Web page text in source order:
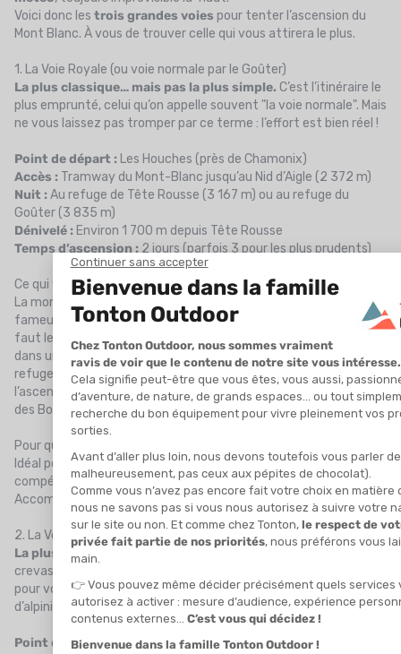
Voici donc les trois grandes voies pour tenter l’ascension du
Mont Blanc. À vous de trouver celle qui vous attirera le plus.
1. La Voie Royale (ou voie normale par le Goûter)
La plus classique… mais pas la plus simple. C’est l’itinéraire le
plus emprunté, celui qu’on appelle souvent "la voie normale". Mais
ne vous laissez pas tromper par ce terme : l’effort est bien réel !
Point de départ : Les Houches (près de Chamonix)
Accès : Tramway du Mont-Blanc jusqu’au Nid d’Aigle (2 372 m)
Nuit :Au refuge de Tête Rousse (3 167 m) ou au refuge du
Goûter (3 835 m)
Dénivelé : Environ 1 700 m depuis Tête Rousse
Temps d’ascension : 2 jours (parfois 3 pour les plus prudents)
Ce qui vous attend
La montée jusqu’au refuge du Goûter nécessite de franchir le
fameux
couloir du Goûter, connu pour ses chutes de pierres, il
faut le traverser tôt le matin, “à la fraîche”. Ensuite, on monte
dans un
long couloir raide équipé de câbles
avant d’arriver au
refuge. Le lendemain, le vrai challenge commence avec
l’ascension duDôme du Goûter, durefuge Vallot, puis de l’arête
des Bosses, une ligne aérienne mythique jusqu’au sommet.
Pour qui ?
Idéal pour les personnesen bonne forme physiquemais sans
compétences techniques poussées.
Accompagné d’un guide, c’est la voie la plus accessible.
2. La Voie des 3 Monts (ou traversée depuis l’Aiguille du Midi)
La plus technique et la plus spectaculaire.
Envie de glace, de
crevasses et de sensations alpines ? La voie des 3 Monts est
pour vous. Elle demande une bonne maîtrise des techniques
d’alpinisme et un mental bien musclé.
Point de départ :Aiguille du Midi (3 842 m) – accessible en